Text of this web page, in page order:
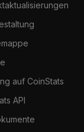
auf CoinStats
API